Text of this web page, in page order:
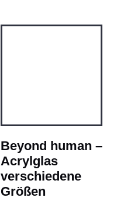
Beyond human –
Acrylglas
verschiedene
Größen